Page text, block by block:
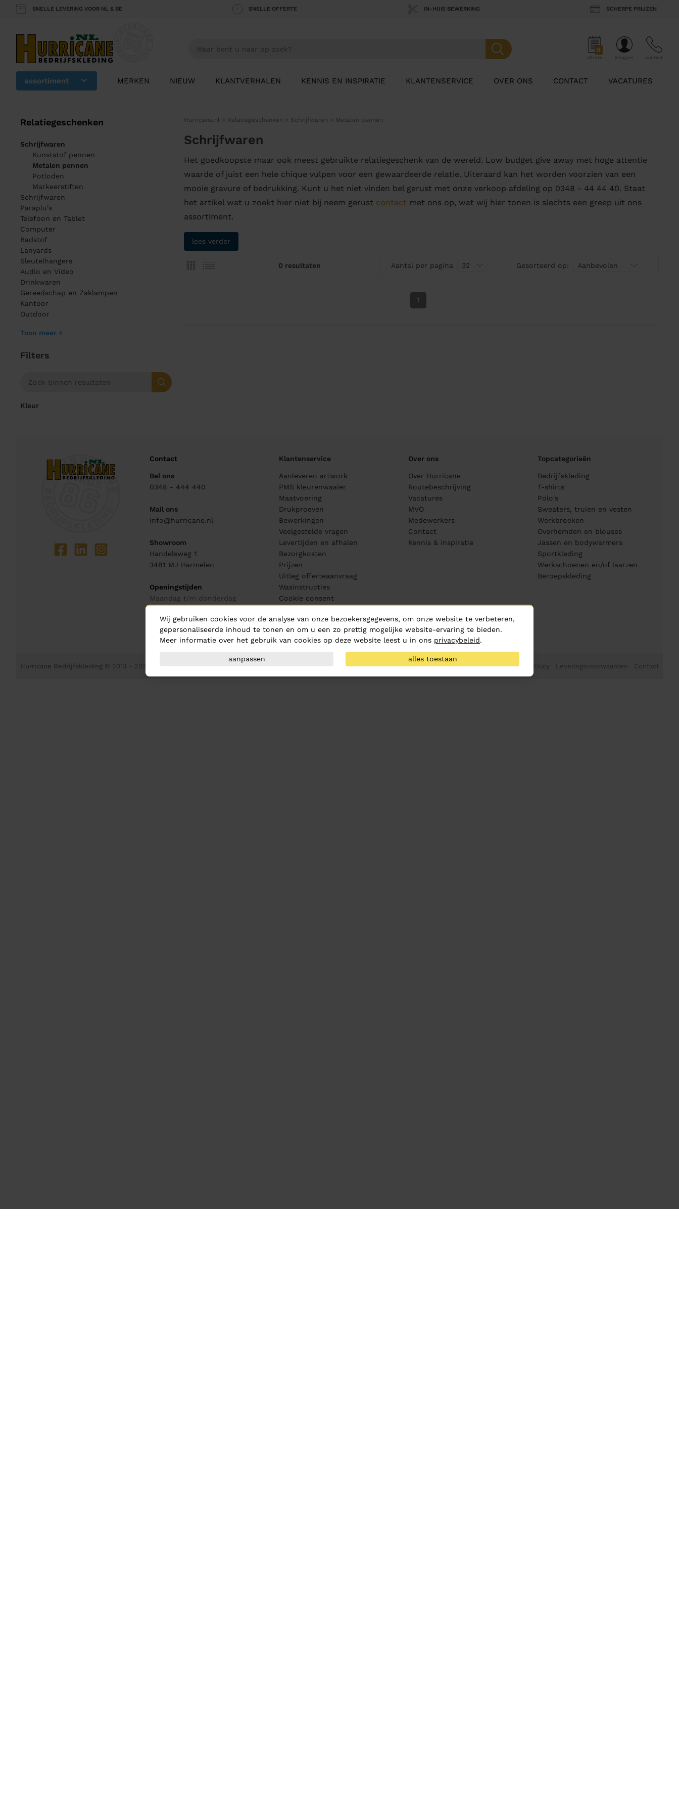
SNELLE LEVERING VOOR NL & BE SNELLE OFFERTE IN-HUIS BEWERKING SCHERPE PRIJZEN
0
offerte inloggen contact
assortiment MERKEN NIEUW KLANTVERHALEN KENNIS EN INSPIRATIE KLANTENSERVICE OVER ONS CONTACT VACATURES
Relatiegeschenken
Schrijfwaren
Kunststof pennen
Metalen pennen
Potloden
Markeerstiften
Schrijfwaren
Paraplu's
Telefoon en Tablet
Computer
Badstof
Lanyards
Sleutelhangers
Audio en Video
Drinkwaren
Gereedschap en Zaklampen
Kantoor
Outdoor
Toon meer +
Filters
Kleur
Hurricane.nl > Relatiegeschenken > Schrijfwaren > Metalen pennen
Schrijfwaren
Het goedkoopste maar ook meest gebruikte relatiegeschenk van de wereld. Low budget give away met hoge attentie
waarde of juist een hele chique vulpen voor een gewaardeerde relatie. Uiteraard kan het worden voorzien van een
mooie gravure of bedrukking. Kunt u het niet vinden bel gerust met onze verkoop afdeling op 0348 - 44 44 40. Staat
het artikel wat u zoekt hier niet bij neem gerust contact met ons op, wat wij hier tonen is slechts een greep uit ons
assortiment.
lees verder
0 resultaten Aantal per pagina Gesorteerd op:
1
Contact
Bel ons
0348 - 444 440
Mail ons
info@hurricane.nl
Showroom
Handelsweg 1
3481 MJ Harmelen
Openingstijden
Maandag t/m donderdag
Vrijdag
08:30 - 16.00 uur
Klantenservice
Aanleveren artwork
PMS kleurenwaaier
Maatvoering
Drukproeven
Bewerkingen
Veelgestelde vragen
Levertijden en afhalen
Bezorgkosten
Prijzen
Uitleg offerteaanvraag
Wasinstructies
Cookie consent
Over ons
Over Hurricane
Routebeschrijving
Vacatures
MVO
Medewerkers
Contact
Kennis & inspiratie
Topcategorieën
Bedrijfskleding
T-shirts
Polo's
Sweaters, truien en vesten
Werkbroeken
Overhemden en blouses
Jassen en bodywarmers
Sportkleding
Werkschoenen en/of laarzen
Beroepskleding
Hurricane Bedrijfskleding © 2013 - 2026 Privacy Policy Leveringsvoorwaarden Contact
Wij gebruiken cookies voor de analyse van onze bezoekersgegevens, om onze website te verbeteren,
gepersonaliseerde inhoud te tonen en om u een zo prettig mogelijke website-ervaring te bieden.
Meer informatie over het gebruik van cookies op deze website leest u in ons privacybeleid.
aanpassen alles toestaan